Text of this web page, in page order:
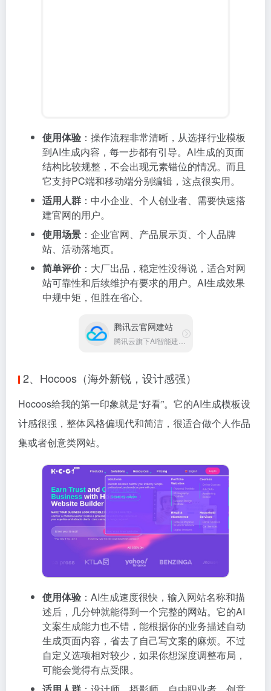
使用体验 ：操作流程非常清晰，从选择行业模板
到AI生成内容，每一步都有引导。AI生成的页面
结构比较规整，不会出现元素错位的情况。而且
它支持PC端和移动端分别编辑，这点很实用。
适用人群 ：中小企业、个人创业者、需要快速搭
建官网的用户。
使用场景 ：企业官网、产品展示页、个人品牌
站、活动落地页。
简单评价：大厂出品，稳定性没得说，适合对网
站可靠性和后续维护有要求的用户。AI生成效果
中规中矩，但胜在省心。
腾讯云官网建站
腾讯云旗下AI智能建站平台
2、Hocoos（海外新锐，设计感强）
Hocoos给我的第一印象就是“好看”。它的AI生成模板设
计感很强，整体风格偏现代和简洁，很适合做个人作品
集或者创意类网站。
使用体验 ：AI生成速度很快，输入网站名称和描
述后，几分钟就能得到一个完整的网站。它的AI
文案生成能力也不错，能根据你的业务描述自动
生成页面内容，省去了自己写文案的麻烦。不过
自定义选项相对较少，如果你想深度调整布局，
可能会觉得有点受限。